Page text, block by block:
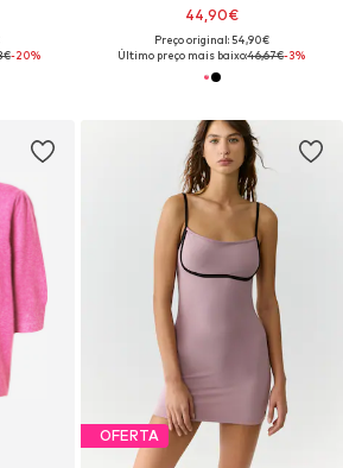
-20%
44,90€
Preço original: 54,90€
Último preço mais baixo:46,67€-3%
OFERTA